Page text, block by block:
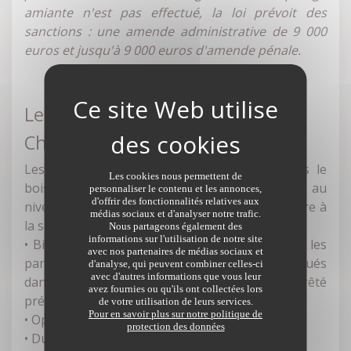
amiante n'est pas effectué, la loi prévoit des
sanctions : une amende administrative de 9 000
euros et jusqu'à 9 000 euros d'amende pénale.
Les termites
Cherchez la petite bête
Les termites sont des insectes présents dans le
bois pouvant provoquer de graves dégâts au
niveau de la structure du bâtiment et donc nuire à
la sécurité des occupants.
• Biens concernés : les maisons individuelles et les
parties privatives des lots de copropriétés situés
dans une zone déclarée comme infestée par arrêté
préfectoral
• Opérations visées : vente
• Durée de validité : 6 mois
Les cookies nous permettent de
personnaliser le contenu et les annonces,
d'offrir des fonctionnalités relatives aux
médias sociaux et d'analyser notre trafic.
Nous partageons également des
informations sur l'utilisation de notre site
avec nos partenaires de médias sociaux et
d'analyse, qui peuvent combiner celles-ci
avec d'autres informations que vous leur
avez fournies ou qu'ils ont collectées lors
de votre utilisation de leurs services.
Pour en savoir plus sur notre politique de
protection des données